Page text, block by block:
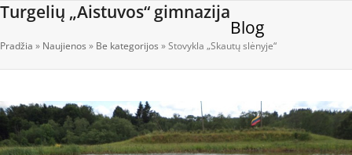
Skip
content
Turgelių „Aistuvos“ gimnazija
Open
mobile
Close
mobile
Blog
Pradžia » Naujienos » Be kategorijos »Stovykla „Skautų slėnyje“